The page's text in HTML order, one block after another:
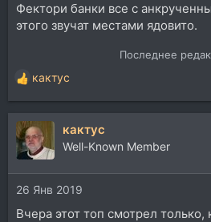
Фектори банки все с
этого звучат местами ядовито.
Последнее
Р
е
а
к
ц
и
и
:
кактус
кактус
Well-Known Member
26 Янв 2019
Вчера этот топ смотрел только,